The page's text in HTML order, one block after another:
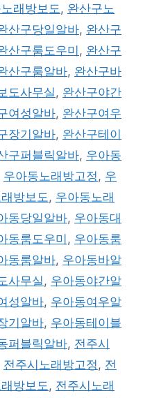
래방보도 , 완산구노
산구당일알바, 완산구
산구룸도우미 , 완산구
산구룸알바, 완산구바
도사무실 , 완산구야간
여성알바, 완산구여우
장기알바, 완산구테이
구퍼블릭알바, 우아동
우아동노래방고정 , 우
방보도 , 우아동노래
동당일알바, 우아동대
동룸도우미 , 우아동룸
동룸알바, 우아동바알
사무실 , 우아동야간알
성알바, 우아동여우알
기알바, 우아동테이블
퍼블릭알바, 전주시
전주시노래방고정 , 전
방보도 , 전주시노래